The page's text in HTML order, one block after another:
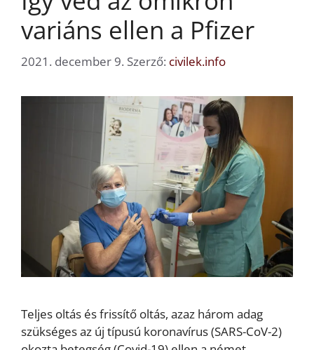
variáns ellen a Pfizer
2021. december 9. Szerző: civilek.info
Teljes oltás és frissítő oltás, azaz három adag
szükséges az új típusú koronavírus (SARS-CoV-2)